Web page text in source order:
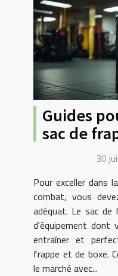
Guides
sac de
30
Pour exceller dans
combat, vous
adéquat. Le sac de
d'équipement dont
entraîner et
frappe et de boxe.
le marché avec...